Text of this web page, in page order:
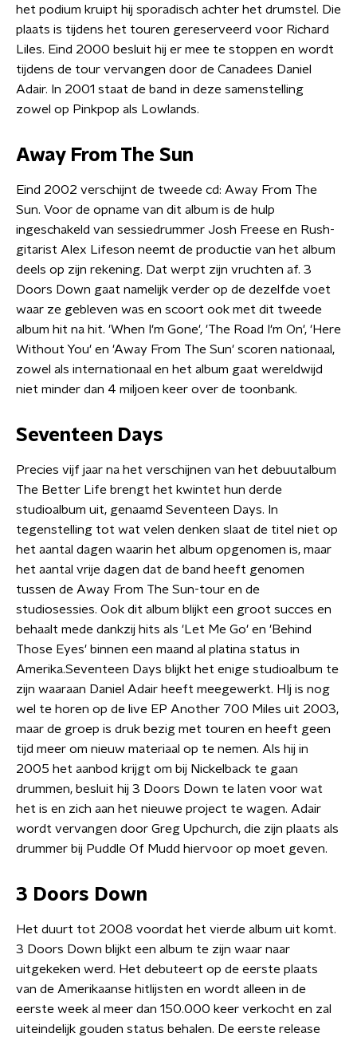
het podium kruipt hij sporadisch achter het drumstel. Die
plaats is tijdens het touren gereserveerd voor Richard
Liles. Eind 2000 besluit hij er mee te stoppen en wordt
tijdens de tour vervangen door de Canadees Daniel
Adair. In 2001 staat de band in deze samenstelling
zowel op Pinkpop als Lowlands.
Away From The Sun
Eind 2002 verschijnt de tweede cd: Away From The
Sun. Voor de opname van dit album is de hulp
ingeschakeld van sessiedrummer Josh Freese en Rush-
gitarist Alex Lifeson neemt de productie van het album
deels op zijn rekening. Dat werpt zijn vruchten af. 3
Doors Down gaat namelijk verder op de dezelfde voet
waar ze gebleven was en scoort ook met dit tweede
album hit na hit. 'When I'm Gone', 'The Road I'm On', 'Here
Without You' en 'Away From The Sun' scoren nationaal,
zowel als internationaal en het album gaat wereldwijd
niet minder dan 4 miljoen keer over de toonbank.
Seventeen Days
Precies vijf jaar na het verschijnen van het debuutalbum
The Better Life brengt het kwintet hun derde
studioalbum uit, genaamd Seventeen Days. In
tegenstelling tot wat velen denken slaat de titel niet op
het aantal dagen waarin het album opgenomen is, maar
het aantal vrije dagen dat de band heeft genomen
tussen de Away From The Sun-tour en de
studiosessies. Ook dit album blijkt een groot succes en
behaalt mede dankzij hits als 'Let Me Go' en 'Behind
Those Eyes' binnen een maand al platina status in
Amerika.Seventeen Days blijkt het enige studioalbum te
zijn waaraan Daniel Adair heeft meegewerkt. HIj is nog
wel te horen op de live EP Another 700 Miles uit 2003,
maar de groep is druk bezig met touren en heeft geen
tijd meer om nieuw materiaal op te nemen. Als hij in
2005 het aanbod krijgt om bij Nickelback te gaan
drummen, besluit hij 3 Doors Down te laten voor wat
het is en zich aan het nieuwe project te wagen. Adair
wordt vervangen door Greg Upchurch, die zijn plaats als
drummer bij Puddle Of Mudd hiervoor op moet geven.
3 Doors Down
Het duurt tot 2008 voordat het vierde album uit komt.
3 Doors Down blijkt een album te zijn waar naar
uitgekeken werd. Het debuteert op de eerste plaats
van de Amerikaanse hitlijsten en wordt alleen in de
eerste week al meer dan 150.000 keer verkocht en zal
uiteindelijk gouden status behalen. De eerste release